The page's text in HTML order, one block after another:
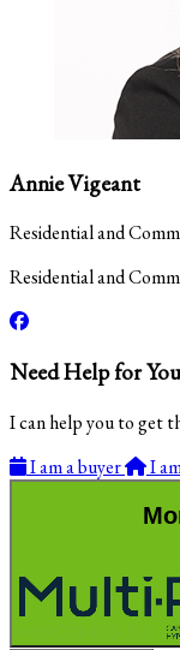
Annie Vigeant
Residential and
Residential and
Need Help for
I can help you to get
I am a buyer
I